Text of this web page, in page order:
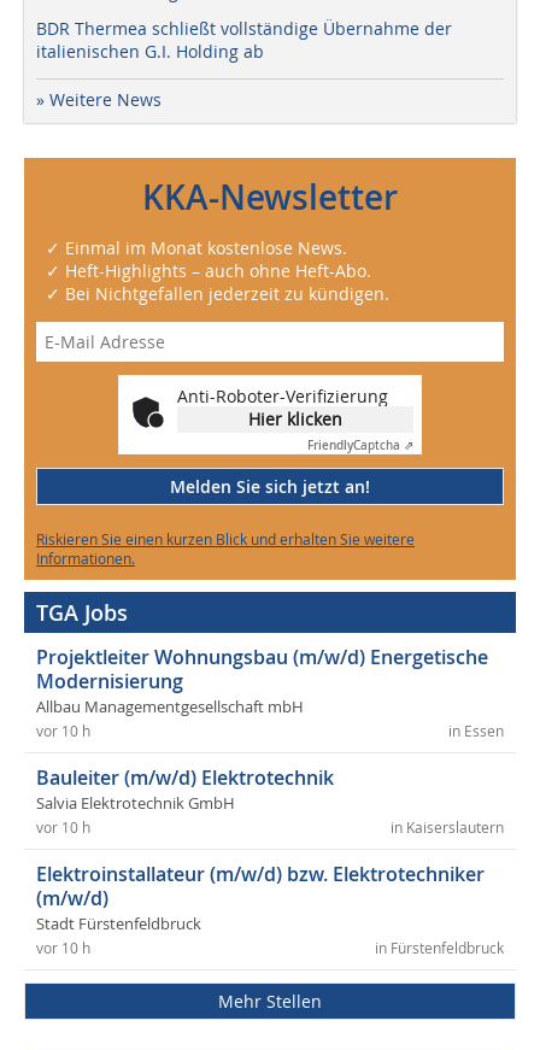
BDR Thermea schließt vollständige Übernahme der
italienischen G.I. Holding ab
» Weitere News
KKA-Newsletter
✓ Einmal im Monat kostenlose News.
✓ Heft-Highlights – auch ohne Heft-Abo.
✓ Bei Nichtgefallen jederzeit zu kündigen.
Anti-Roboter-Verifizierung
Hier klicken
FriendlyCaptcha ⇗
Melden Sie sich jetzt an!
Riskieren Sie einen kurzen Blick und erhalten Sie weitere
Informationen.
TGA Jobs
Projektleiter Wohnungsbau (m/w/d) Energetische
Modernisierung
Allbau Managementgesellschaft mbH
in Essen
vor 10 h
Bauleiter (m/w/d) Elektrotechnik
Salvia Elektrotechnik GmbH
in Kaiserslautern
vor 10 h
Elektroinstallateur (m/w/d) bzw. Elektrotechniker
(m/w/d)
Stadt Fürstenfeldbruck
in Fürstenfeldbruck
vor 10 h
Mehr Stellen